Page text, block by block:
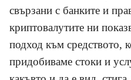
свързани с банките и
криптовалутите ни
подход към средството,
придобиваме стоки и